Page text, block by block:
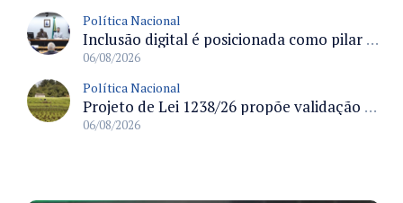
Política Nacional
Inclusão digital é posicionada como pilar essencial da reurbanização de favelas e periferias
06/08/2026
Política Nacional
Projeto de Lei 1238/26 propõe validação automática do Cadastro Ambiental Rural para imóveis de até quatro módulos fiscais
06/08/2026